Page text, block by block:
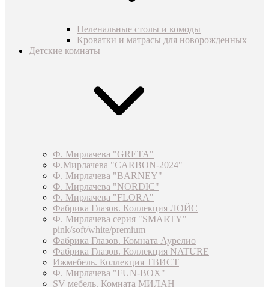
Пеленальные столы и комоды
Кроватки и матрасы для новорожденных
Детские комнаты
Ф. Мирлачева "GRETA"
Ф.Мирлачева "CARBON-2024"
Ф. Мирлачева "BARNEY"
Ф. Мирлачева "NORDIC"
Ф. Мирлачева "FLORA"
Фабрика Глазов. Коллекция ЛОЙС
Ф. Мирлачева серия "SMARTY"
pink/soft/white/premium
Фабрика Глазов. Комната Аурелио
Фабрика Глазов. Коллекция NATURE
Ижмебель. Коллекция ТВИСТ
Ф. Мирлачева "FUN-BOX"
SV мебель. Комната МИЛАН